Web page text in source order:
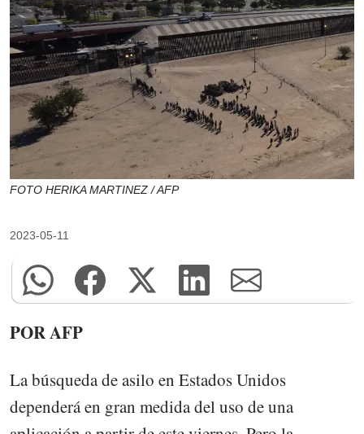
FOTO HERIKA MARTINEZ / AFP
2023-05-11
POR AFP
La búsqueda de asilo en Estados Unidos
dependerá en gran medida del uso de una